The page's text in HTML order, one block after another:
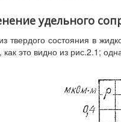
удельного
твердого состояния в
как это видно из рис.2.1;